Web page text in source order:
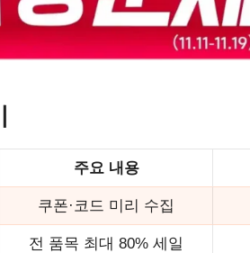
주요 내용
쿠폰·코드 미리 수집
전 품목 최대 80% 세일